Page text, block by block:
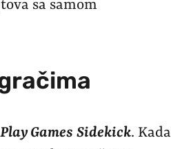
sa samom
Play Games Sidekick. Kada